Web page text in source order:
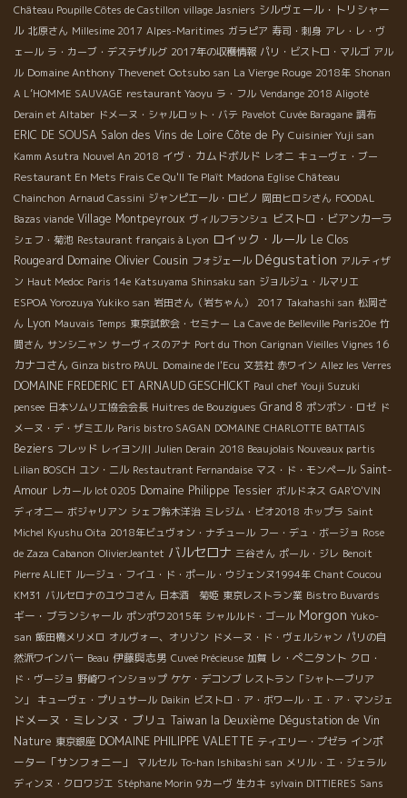
Château Poupille Côtes de Castillon village Jasniers シルヴェール・トリシャー
ル 北原さん Millesime 2017 Alpes-Maritimes ガラピア 寿司・刺身 アレ・レ・ヴ
ェール ラ・カーブ・デステザルグ 2017年の収穫情報 パリ・ビストロ・マルゴ アル
ル Domaine Anthony Thevenet Ootsubo san La Vierge Rouge 2018年 Shonan
A L’HOMME SAUVAGE restaurant Yaoyu ラ・フル Vendange 2018 Aligoté
Derain et Altaber ドメーヌ・シャルロット・バテ Pavelot Cuvée Baragane 調布
ERIC DE SOUSA Salon des Vins de Loire Côte de Py Cuisinier Yuji san
Kamm Asutra Nouvel An 2018 イヴ・カムドボルド レオニ キューヴェ・ブー
Restaurant En Mets Frais Ce Qu'Il Te Plaît Madona Eglise Château
Chainchon Arnaud Cassini ジャンピエール・ロビノ 岡田ヒロシさん FOODAL
Bazas viande Village Montpeyroux ヴィルフランシュ ビストロ・ビアンカーラ
シェフ・菊池 Restaurant français à Lyon ロイック・ルール Le Clos
Rougeard Domaine Olivier Cousin フォジェール Dégustation アルティザ
ン Haut Medoc Paris 14e Katsuyama Shinsaku san ジョルジュ・ルマリエ
ESPOA Yorozuya Yukiko san 岩田さん（岩ちゃん） 2017 Takahashi san 松岡さ
ん Lyon Mauvais Temps 東京試飲会・セミナー La Cave de Belleville Paris20e 竹
間さん サンシニャン サーヴィスのアナ Port du Thon Carignan Vieilles Vignes 16
カナコさん Ginza bistro PAUL Domaine de l'Ecu 文芸社 赤ワイン Allez les Verres
DOMAINE FREDERIC ET ARNAUD GESCHICKT Paul chef Youji Suzuki
pensee 日本ソムリエ協会会長 Huitres de Bouzigues Grand 8 ポンポン・ロゼ ド
メーヌ・デ・ザミエル Paris bistro SAGAN DOMAINE CHARLOTTE BATTAIS
Beziers フレッド レイヨン川 Julien Derain 2018 Beaujolais Nouveaux partis
Lilian BOSCH ユン・ニル Restautrant Fernandaise マス・ド・モンペール Saint-
Amour レカール lot 0205 Domaine Philippe Tessier ボルドネス GAR'O'VIN
ディオニー ボジャリアン シェフ鈴木洋治 ミレジム・ビオ2018 ホップラ Saint
Michel Kyushu Oita 2018年ビュヴォン・ナチュール フー・デュ・ボージョ Rose
de Zaza Cabanon OlivierJeantet バルセロナ 三谷さん ポール・ジレ Benoit
Pierre ALIET ルージュ・フイユ・ド・ポール・ウジェンヌ1994年 Chant Coucou
KM31 バルセロナのユウコさん 日本酒 菊姫 東京レストラン業 Bistro Buvards
ギー・ブランシャール ポンポワ2015年 シャルルド・ゴール Morgon Yuko-
san 飯田橋メリメロ オルヴォー、オリゾン ドメーヌ・ド・ヴェルシャン パリの自
然派ワインバー Beau 伊藤與志男 Cuveé Précieuse 加賀 レ・ぺニタント クロ・
ド・ヴージョ 野崎ワインショップ ケケ・デコンブ レストラン「シャトーブリア
ン」
キューヴェ・プリュサール Daikin ビストロ・ア・ボワール・エ・ア・マンジェ
ドメーヌ・ミレンヌ・ブリュ Taiwan la Deuxième Dégustation de Vin
Nature 東京銀座 DOMAINE PHILIPPE VALETTE ティエリー・プゼラ インポ
ーター「サンフォニー」
マルセル To-han Ishibashi san メリル・エ・ジェラル
ディンヌ・クロワジエ Stéphane Morin 9カーヴ 生カキ sylvain DITTIERES Sans